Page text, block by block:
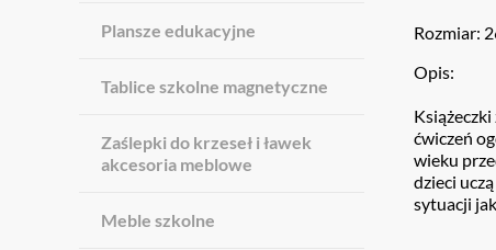
Plansze edukacyjne
Tablice szkolne magnetyczne
Zaślepki do krzeseł i ławek
akcesoria meblowe
Meble szkolne
Rozmiar:
Opis:
Książeczki
ćwiczeń
wieku
dzieci
sytuacji